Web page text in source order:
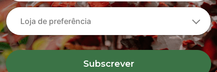
Subscrever